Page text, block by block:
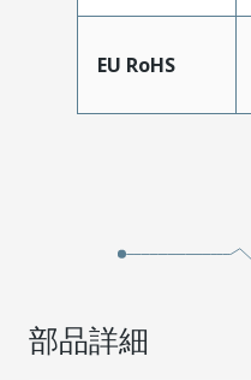
EU RoHS
部品詳細